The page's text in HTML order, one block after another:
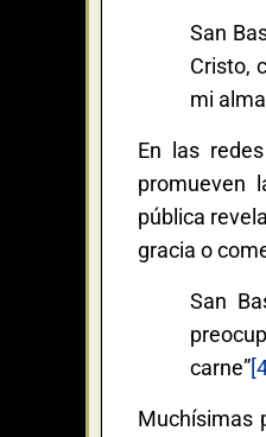
San
Cristo,
mi
En las
promueven
pública
gracia o
San
carne”
Muchísimas